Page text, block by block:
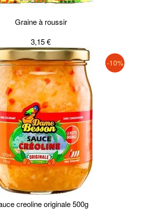
Graine à roussir
3,15 €
-10%
creoline originale 500g